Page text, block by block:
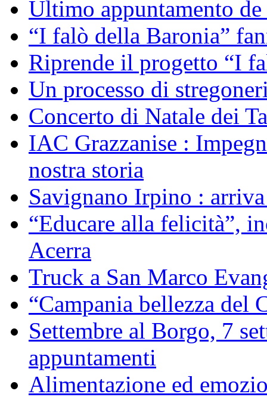
Ultimo appuntamento
“I falò della Baronia”
Riprende il progetto “I
Un processo di
Concerto di Natale dei
IAC Grazzanise :
nostra storia
Savignano Irpino :
“Educare alla felicità”,
Acerra
Truck a San Marco
“Campania bellezza del
Settembre al Borgo, 7
appuntamenti
Alimentazione ed